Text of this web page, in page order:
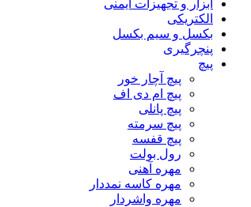
ابزار و تجهیزات ایمنی
الکتریکی
بکسل و سیم بکسل
پنچرگیری
پیچ
پیچ آچار خور
پیچ ام دی اف
پیچ پانلی
پیچ سرمته
پیچ قفسه
رول بولت
مهره آهنی
مهره کاسه نمددار
مهره واشردار